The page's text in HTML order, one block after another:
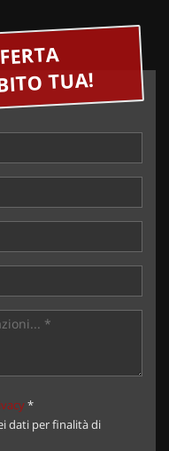
TUA!
*
dati per finalità di